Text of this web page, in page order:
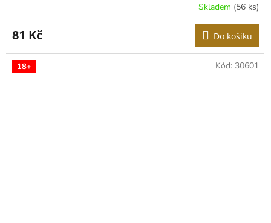
Skladem (56 ks)
81 Kč Do košíku
18+ Kód: 30601